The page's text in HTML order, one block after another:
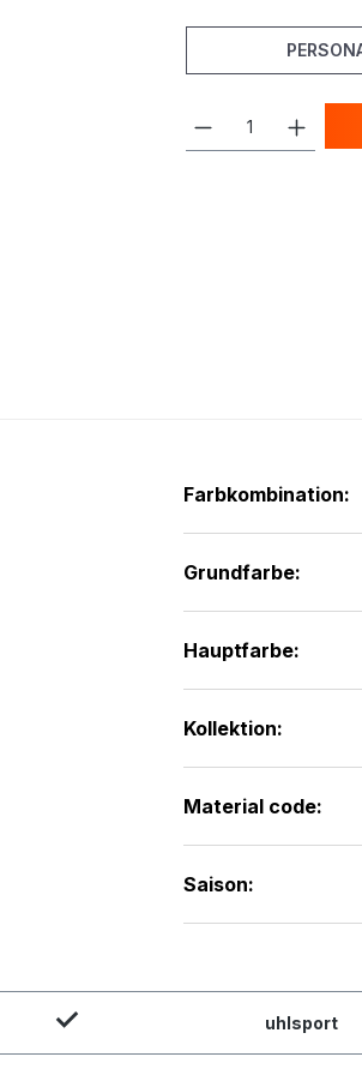
Farbkombination:
Grundfarbe:
Hauptfarbe:
Kollektion:
Material code:
Saison:
uhlsport